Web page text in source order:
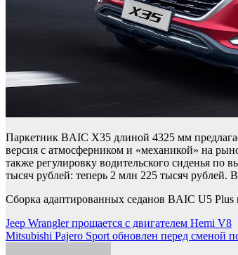
Паркетник BAIC X35 длиной 4325 мм
версия с атмосферником и «механикой» на
также регулировку водительского сиденья по
тысяч рублей: теперь 2 млн 225 тысяч
Сборка адаптированных седанов BAIC U5
Навигация
по
Jeep Wrangler прощается с двигателем Hemi V8
Mitsubishi Pajero Sport обновлен перед сменой